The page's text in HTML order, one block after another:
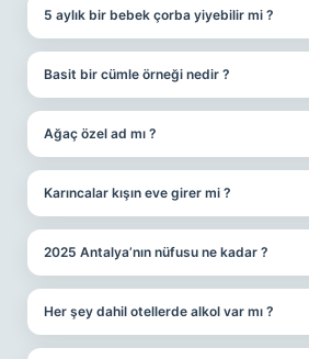
5 aylık bir bebek çorba yiyebilir mi ?
Basit bir cümle örneği nedir ?
Ağaç özel ad mı ?
Karıncalar kışın eve girer mi ?
2025 Antalya’nın nüfusu ne kadar ?
Her şey dahil otellerde alkol var mı ?